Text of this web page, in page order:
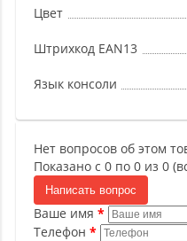
Цвет
Штрихкод EAN13
Язык консоли
Нет вопросов об этом
Показано с 0 по 0 из 0
Написать вопрос
Ваше имя
Телефон